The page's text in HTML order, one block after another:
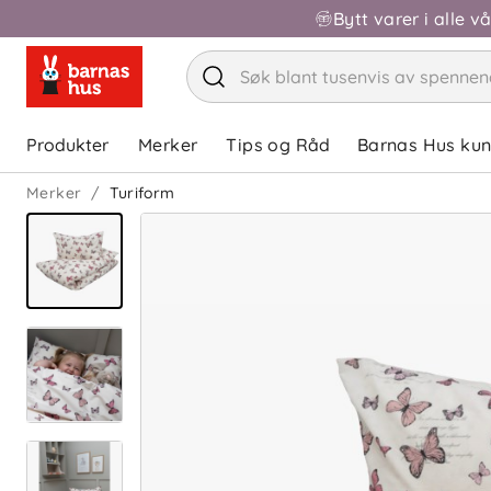
Bytt varer i alle
Produkter Merker Tips og Råd Barnas Hus
Merker Turiform